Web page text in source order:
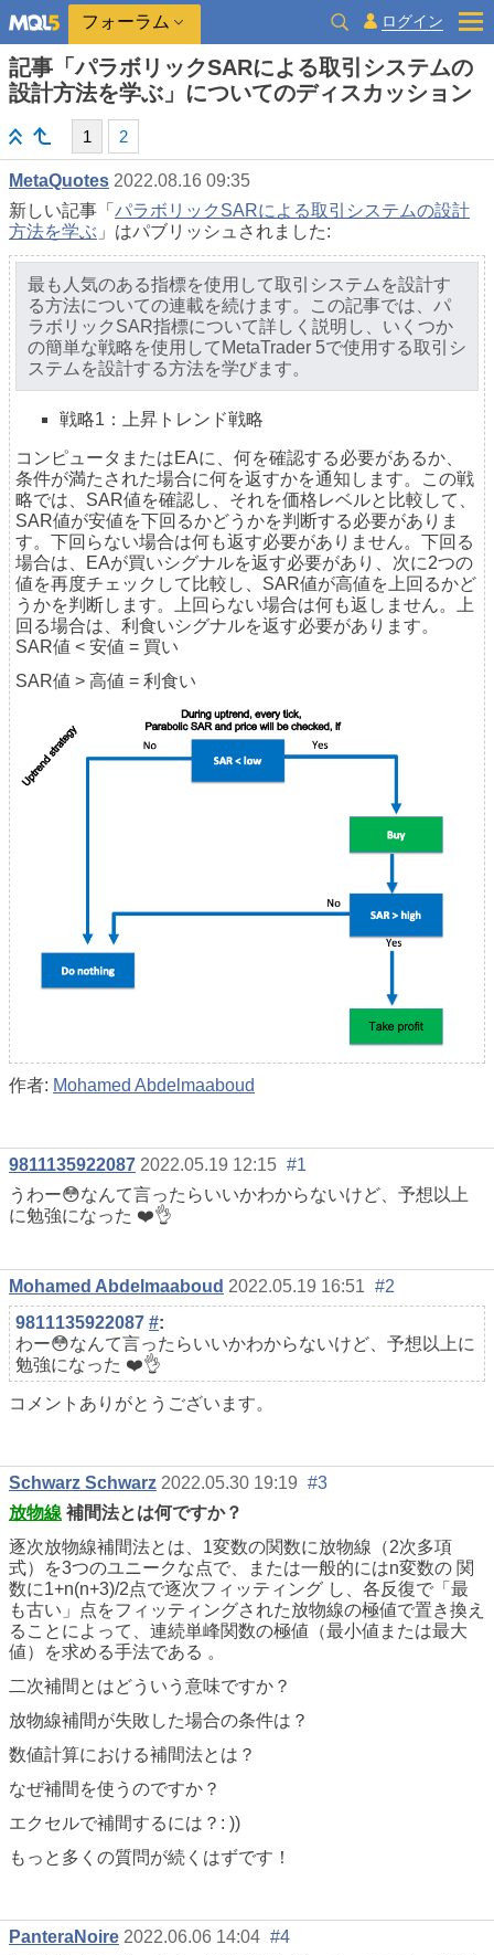
フォーラム ログイン
記事「パラボリックSARによる取引システムの
設計方法を学ぶ」についてのディスカッション
1 2
MetaQuotes 2022.08.16 09:35
新しい記事「 パラボリックSARによる取引システムの設計
方法を学ぶ 」はパブリッシュされました:
最も人気のある指標を使用して取引システムを設計す
る方法についての連載を続けます。この記事では、パ
ラボリックSAR指標について詳しく説明し、いくつか
の簡単な戦略を使用してMetaTrader 5で使用する取引シ
ステムを設計する方法を学びます。
戦略1：上昇トレンド戦略
コンピュータまたはEAに、何を確認する必要があるか、
条件が満たされた場合に何を返すかを通知します。この戦
略では、SAR値を確認し、それを価格レベルと比較して、
SAR値が安値を下回るかどうかを判断する必要がありま
す。下回らない場合は何も返す必要がありません。下回る
場合は、EAが買いシグナルを返す必要があり、次に2つの
値を再度チェックして比較し、SAR値が高値を上回るかど
うかを判断します。上回らない場合は何も返しません。上
回る場合は、利食いシグナルを返す必要があります。
SAR値 < 安値 = 買い
SAR値 > 高値 = 利食い
作者: Mohamed Abdelmaaboud
9811135922087 2022.05.19 12:15 #1
うわー😳なんて言ったらいいかわからないけど、予想以上
に勉強になった ❤️👌
Mohamed Abdelmaaboud 2022.05.19 16:51 #2
9811135922087 #:
わー😳なんて言ったらいいかわからないけど、予想以上に
勉強になった ❤️👌
コメントありがとうございます。
Schwarz Schwarz 2022.05.30 19:19 #3
放物線 補間法とは何ですか？
逐次放物線補間法とは、1変数の関数に放物線（2次多項
式）を3つのユニークな点で、または一般的にはn変数の 関
数に1+n(n+3)/2点で逐次フィッティング し、各反復で「最
も古い」点をフィッティングされた放物線の極値で置き換え
る ことによって、連続単峰関数の極値（最小値または最大
値）を求める手法である 。
二次補間とはどういう意味ですか？
放物線補間が失敗した場合の条件は？
数値計算における補間法とは？
なぜ補間を使うのですか？
エクセルで補間するには？: ))
もっと多くの質問が続くはずです！
PanteraNoire 2022.06.06 14:04 #4